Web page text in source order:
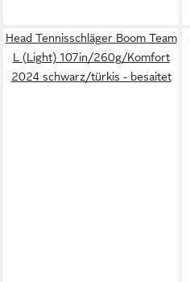
Head Tennisschläger Boom Team
L (Light) 107in/260g/Komfort
2024 schwarz/türkis - besaitet